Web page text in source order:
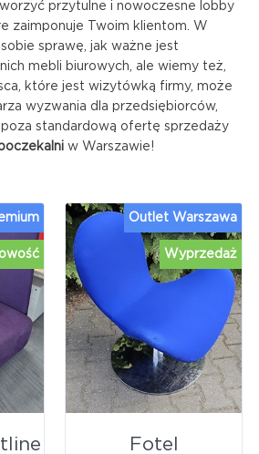
przytulne i nowoczesne lobby
zaimponuje Twoim klientom. W
sprawę, jak ważne jest
mebli biurowych, ale wiemy też,
które jest wizytówką firmy, może
wyzwania dla przedsiębiorców,
standardową ofertę sprzedaży
w Warszawie!
Wyprzedaż
Outlet Warszawa
Fotel